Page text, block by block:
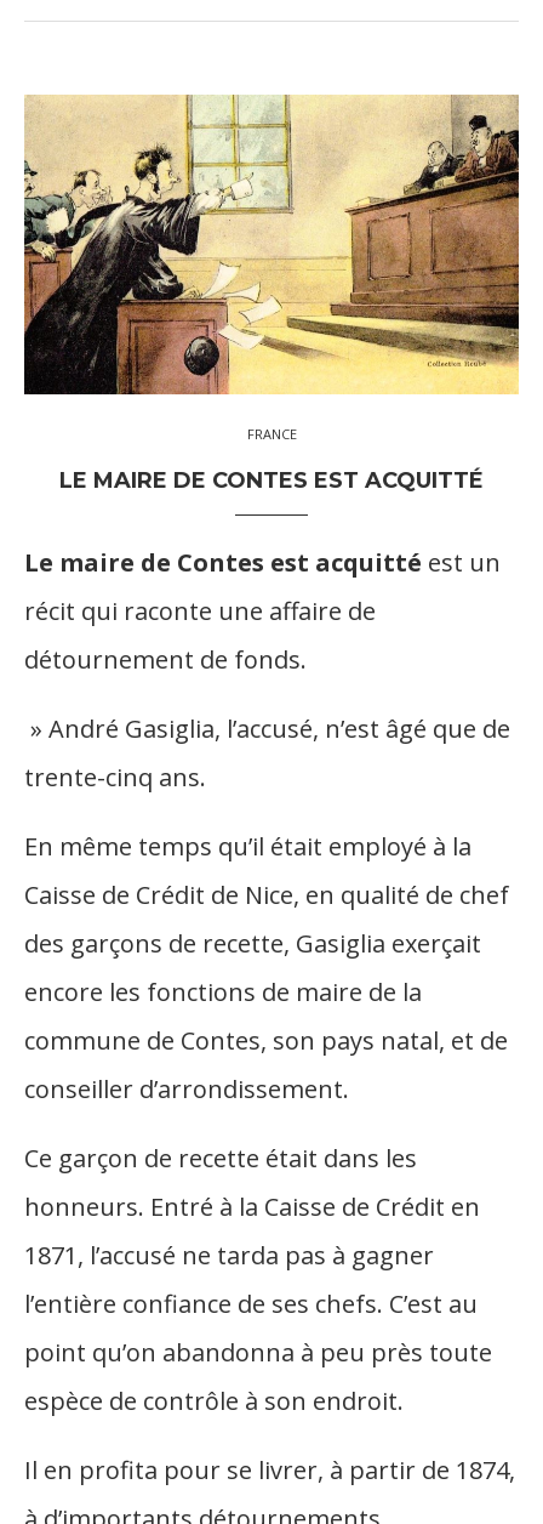
FRANCE
LE MAIRE DE CONTES EST ACQUITTÉ
Le maire de Contes est acquitté est un
récit qui raconte une affaire de
détournement de fonds.
» André Gasiglia, l’accusé, n’est âgé que de
trente-cinq ans.
En même temps qu’il était employé à la
Caisse de Crédit de Nice, en qualité de chef
des garçons de recette, Gasiglia exerçait
encore les fonctions de maire de la
commune de Contes, son pays natal, et de
conseiller d’arrondissement.
Ce garçon de recette était dans les
honneurs. Entré à la Caisse de Crédit en
1871, l’accusé ne tarda pas à gagner
l’entière confiance de ses chefs. C’est au
point qu’on abandonna à peu près toute
espèce de contrôle à son endroit.
Il en profita pour se livrer, à partir de 1874,